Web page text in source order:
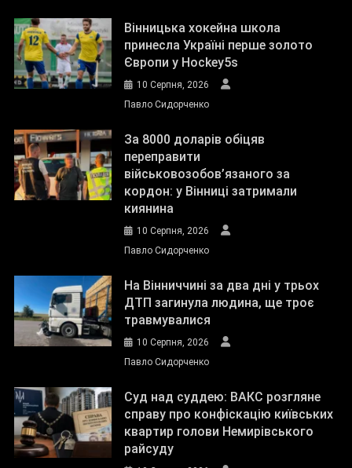
Вінницька хокейна школа
принесла Україні перше золото
Європи у Hockey5s
10 Серпня, 2026
Павло Сидорченко
За 8000 доларів обіцяв
переправити
військовозобов’язаного за
кордон: у Вінниці затримали
киянина
10 Серпня, 2026
Павло Сидорченко
На Вінниччині за два дні у трьох
ДТП загинула людина, ще троє
травмувалися
10 Серпня, 2026
Павло Сидорченко
Суд над суддею: ВАКС розгляне
справу про конфіскацію київських
квартир голови Немирівського
райсуду